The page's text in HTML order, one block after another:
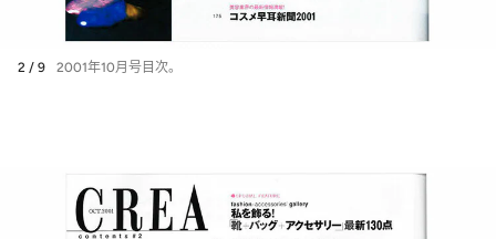
2 / 9 2001年10月号目次。